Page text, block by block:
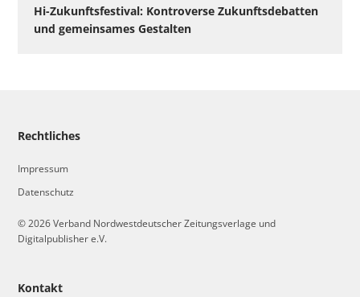
Hi-Zukunftsfestival: Kontroverse Zukunftsdebatten
und gemeinsames Gestalten
Kontakt
Rechtliches
Impressum
Datenschutz
© 2026 Verband Nordwestdeutscher Zeitungsverlage und
Digitalpublisher e.V.